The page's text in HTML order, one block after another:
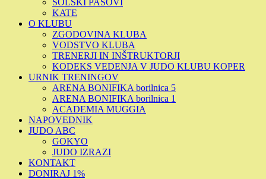
KATE
O KLUBU
ZGODOVINA KLUBA
VODSTVO KLUBA
TRENERJI IN INŠTRUKTORJI
KODEKS VEDENJA V JUDO KLUBU KOPER
URNIK TRENINGOV
ARENA BONIFIKA borilnica 5
ARENA BONIFIKA borilnica 1
ACADEMIA MUGGIA
NAPOVEDNIK
JUDO ABC
GOKYO
JUDO IZRAZI
KONTAKT
DONIRAJ 1%